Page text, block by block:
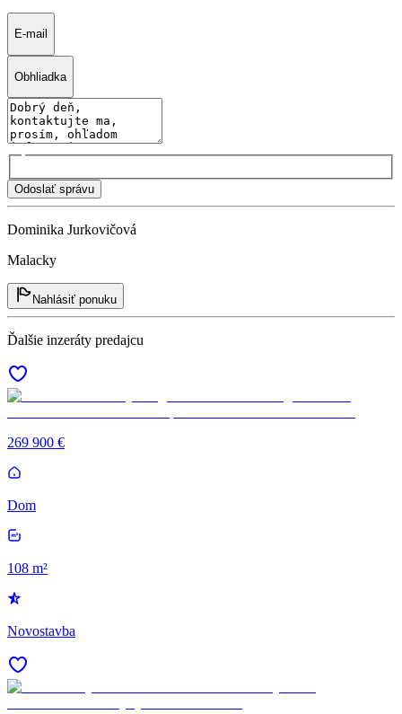
E-mail
Obhliadka
Odoslať správu
Dominika Jurkovičová
Malacky
Nahlásiť ponuku
Ďalšie inzeráty predajcu
269 900 €
Dom
108 m²
Novostavba